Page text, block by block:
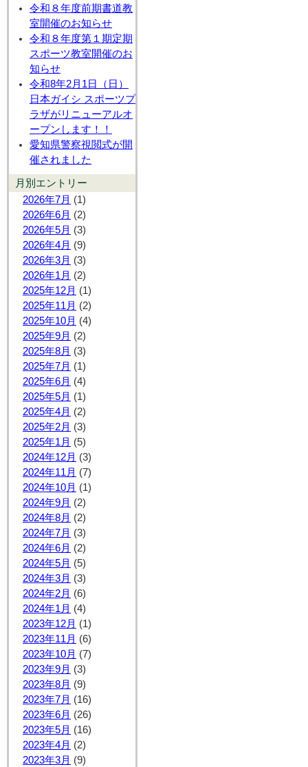
令和８年度前期書道教
室開催のお知らせ
令和８年度第１期定期
スポーツ教室開催のお
知らせ
令和8年2月1日（日）
日本ガイシ スポーツプ
ラザがリニューアルオ
ープンします！！
愛知県警察視閲式が開
催されました
月別エントリー
2026年7月 (1)
2026年6月 (2)
2026年5月 (3)
2026年4月 (9)
2026年3月 (3)
2026年1月 (2)
2025年12月 (1)
2025年11月 (2)
2025年10月 (4)
2025年9月 (2)
2025年8月 (3)
2025年7月 (1)
2025年6月 (4)
2025年5月 (1)
2025年4月 (2)
2025年2月 (3)
2025年1月 (5)
2024年12月 (3)
2024年11月 (7)
2024年10月 (1)
2024年9月 (2)
2024年8月 (2)
2024年7月 (3)
2024年6月 (2)
2024年5月 (5)
2024年3月 (3)
2024年2月 (6)
2024年1月 (4)
2023年12月 (1)
2023年11月 (6)
2023年10月 (7)
2023年9月 (3)
2023年8月 (9)
2023年7月 (16)
2023年6月 (26)
2023年5月 (16)
2023年4月 (2)
2023年3月 (9)